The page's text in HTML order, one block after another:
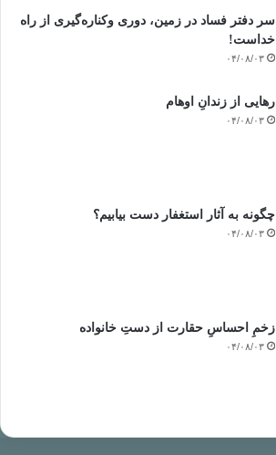
سر دفتر فساد در زمین‌، دوری وکناره‌گیری از راه
خداست‌!
۰۴/۰۸/۰۳
رهایی از زندانِ اوهام
۰۴/۰۸/۰۳
چگونه به آثار استغفار دست بیابیم؟
۰۴/۰۸/۰۳
زخمِ احساسِ حقارت از دستِ خانواده
۰۴/۰۸/۰۳